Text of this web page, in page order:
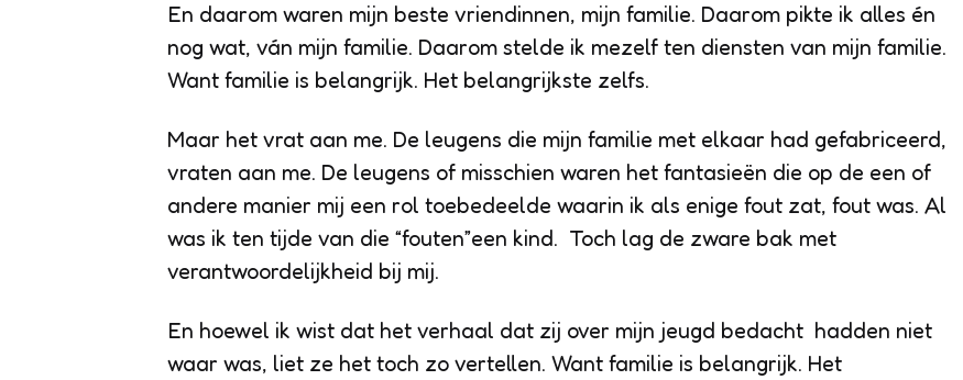
En daarom waren mijn beste vriendinnen, mijn familie. Daarom pikte ik alles én
nog wat, ván mijn familie. Daarom stelde ik mezelf ten diensten van mijn familie.
Want familie is belangrijk. Het belangrijkste zelfs.
Maar het vrat aan me. De leugens die mijn familie met elkaar had gefabriceerd,
vraten aan me. De leugens of misschien waren het fantasieën die op de een of
andere manier mij een rol toebedeelde waarin ik als enige fout zat, fout was. Al
was ik ten tijde van die “fouten”een kind. Toch lag de zware bak met
verantwoordelijkheid bij mij.
En hoewel ik wist dat het verhaal dat zij over mijn jeugd bedacht hadden niet
waar was, liet ze het toch zo vertellen. Want familie is belangrijk. Het